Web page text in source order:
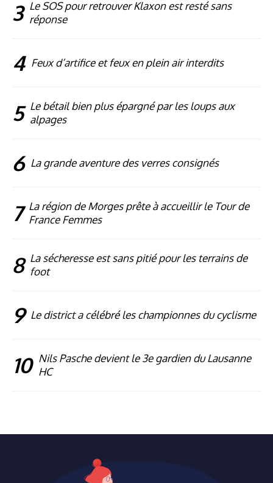
3 Le SOS pour retrouver Klaxon est resté sans
réponse
4 Feux d’artifice et feux en plein air interdits
5 Le bétail bien plus épargné par les loups aux
alpages
6 La grande aventure des verres consignés
7 La région de Morges prête à accueillir le Tour de
France Femmes
8 La sécheresse est sans pitié pour les terrains de
foot
9 Le district a célébré les championnes du cyclisme
10 Nils Pasche devient le 3e gardien du Lausanne
HC